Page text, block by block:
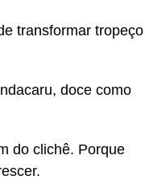
transformar tropeço
doce como
do clichê. Porque